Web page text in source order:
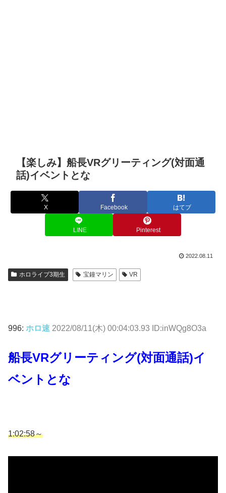
【楽しみ】船長VRグリーティング(対面通
話)イベントとな
X Facebook はてブ
LINE Pinterest
2022.08.11
ホロライブ3期生 宝鐘マリン VR
996: ホロ速 2022/08/11(木) 00:04:03.93 ID:inWQg8O3a
船長VRグリーティング(対面通話)イ
ベントとな
1:02:58～